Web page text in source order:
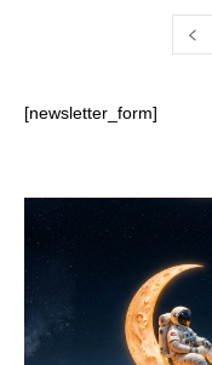
[newsletter_form]